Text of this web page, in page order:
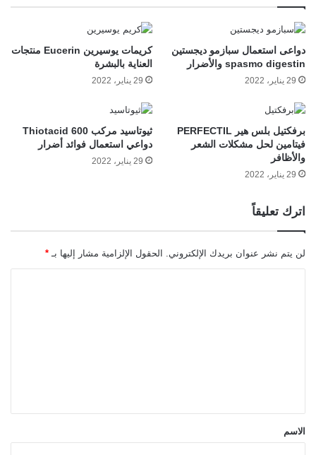
دواعى استعمال سبازمو ديجستين
spasmo digestin والأضرار
29 يناير، 2022
كريمات يوسيرين Eucerin منتجات
العناية بالبشرة
29 يناير، 2022
برفكتيل بلس هير PERFECTIL
فيتامين لحل مشكلات الشعر
والأظافر
29 يناير، 2022
ثيوتاسيد مركب 600 Thiotacid
دواعي استعمال فوائد أضرار
29 يناير، 2022
اترك تعليقاً
لن يتم نشر عنوان بريدك الإلكتروني. الحقول الإلزامية مشار إليها بـ *
*الاسم